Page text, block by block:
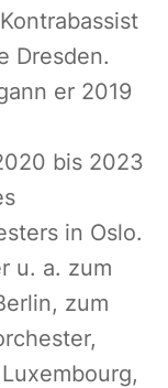
Dresden.
er 2019
bis 2023
in Oslo.
u. a. zum
zum